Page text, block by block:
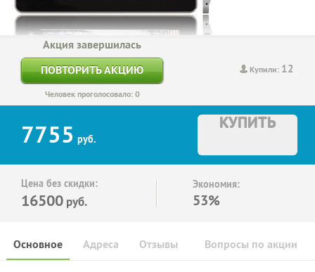
Купили: 12
Акция завершилась
ПОВТОРИТЬ АКЦИЮ
Человек проголосовало: 0
7755 руб.
КУПИТЬ
Цена без скидки:
16500 руб.
Экономия:
53%
Основное Отзывы Вопросы по акции
Адреса